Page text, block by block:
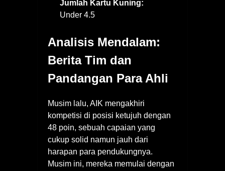
Jumlah Kartu Kuning:
Under 4.5
Analisis Mendalam:
Berita Tim dan
Pandangan Para Ahli
Musim lalu, AIK mengakhiri
kompetisi di posisi ketujuh dengan
48 poin, sebuah capaian yang
cukup solid namun jauh dari
harapan para pendukungnya.
Musim ini, mereka memulai dengan